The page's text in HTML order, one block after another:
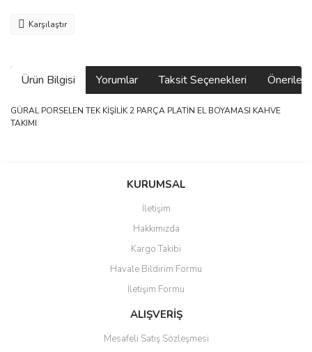
Karşılaştır
Ürün Bilgisi Yorumlar Taksit Seçenekleri
GÜRAL PORSELEN TEK KİŞİLİK 2 PARÇA PLATİN EL BOYAMASI KAHVE
TAKIMI
Bu ürüne ilk yorumu siz yapın!
Ürün resmi kalitesiz, bozuk veya görüntülenemiyor.
Ürün açıklamasında eksik bilgiler bulunuyor.
Ürün bilgilerinde hatalar bulunuyor.
Ürün fiyatı diğer sitelerden daha pahalı.
Bu ürüne benzer farklı alternatifler olmalı.
KURUMSAL
İletişim
Hakkımızda
Kargo Takibi
Havale Bildirim Formu
İletişim Formu
ALIŞVERİŞ
Mesafeli Satış Sözleşmesi